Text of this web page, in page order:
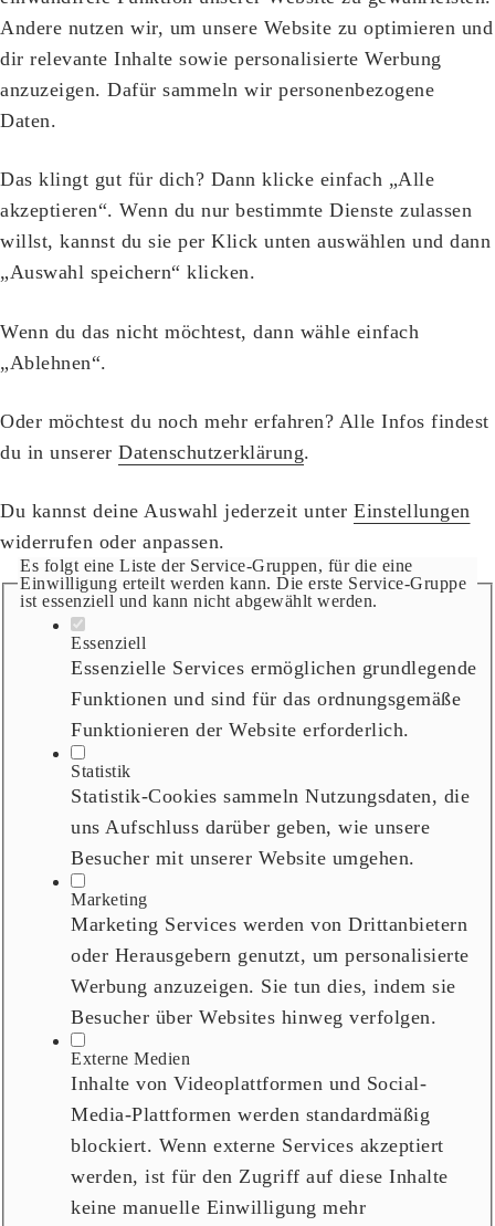
Andere nutzen wir, um unsere Website zu optimieren und
dir relevante Inhalte sowie personalisierte Werbung
anzuzeigen. Dafür sammeln wir personenbezogene
Daten.
Das klingt gut für dich? Dann klicke einfach „Alle
akzeptieren“. Wenn du nur bestimmte Dienste zulassen
willst, kannst du sie per Klick unten auswählen und dann
„Auswahl speichern“ klicken.
Wenn du das nicht möchtest, dann wähle einfach
„Ablehnen“.
Oder möchtest du noch mehr erfahren? Alle Infos findest
du in unserer Datenschutzerklärung.
Du kannst deine Auswahl jederzeit unter Einstellungen
widerrufen oder anpassen.
Es folgt eine Liste der Service-Gruppen, für die eine
Einwilligung erteilt werden kann. Die erste Service-Gruppe
ist essenziell und kann nicht abgewählt werden.
Essenziell
Essenzielle Services ermöglichen grundlegende
Funktionen und sind für das ordnungsgemäße
Funktionieren der Website erforderlich.
Statistik
Statistik-Cookies sammeln Nutzungsdaten, die
uns Aufschluss darüber geben, wie unsere
Besucher mit unserer Website umgehen.
Marketing
Marketing Services werden von Drittanbietern
oder Herausgebern genutzt, um personalisierte
Werbung anzuzeigen. Sie tun dies, indem sie
Besucher über Websites hinweg verfolgen.
Externe Medien
Inhalte von Videoplattformen und Social-
Media-Plattformen werden standardmäßig
blockiert. Wenn externe Services akzeptiert
werden, ist für den Zugriff auf diese Inhalte
keine manuelle Einwilligung mehr